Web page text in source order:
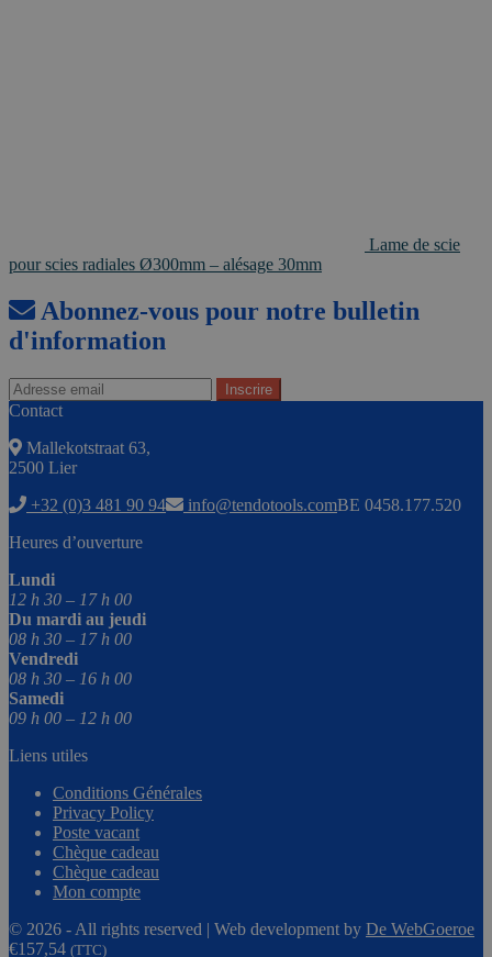
Lame de scie
pour scies radiales Ø300mm – alésage 30mm
Abonnez-vous pour notre bulletin
d'information
Contact
Mallekotstraat 63,
2500 Lier
+32 (0)3 481 90 94
info@tendotools.comBE 0458.177.520
Heures d’ouverture
Lundi
12 h 30 – 17 h 00
Du mardi au jeudi
08 h 30 – 17 h 00
Vendredi
08 h 30 – 16 h 00
Samedi
09 h 00 – 12 h 00
Liens utiles
Conditions Générales
Privacy Policy
Poste vacant
Chèque cadeau
Chèque cadeau
Mon compte
© 2026 - All rights reserved | Web development by De WebGoeroe
€157,54 (TTC)